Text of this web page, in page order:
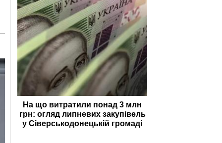
На що витратили понад 3 млн
грн: огляд липневих закупівель
у Сіверськодонецькій громаді